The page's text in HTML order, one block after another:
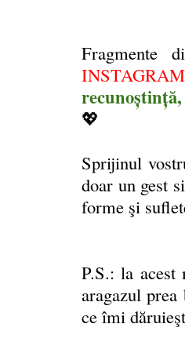
Fragmente
INSTAGRAM
recunoştinţă,
💖
Sprijinul
doar un gest
forme şi
P.S.: la
aragazul
ce îmi